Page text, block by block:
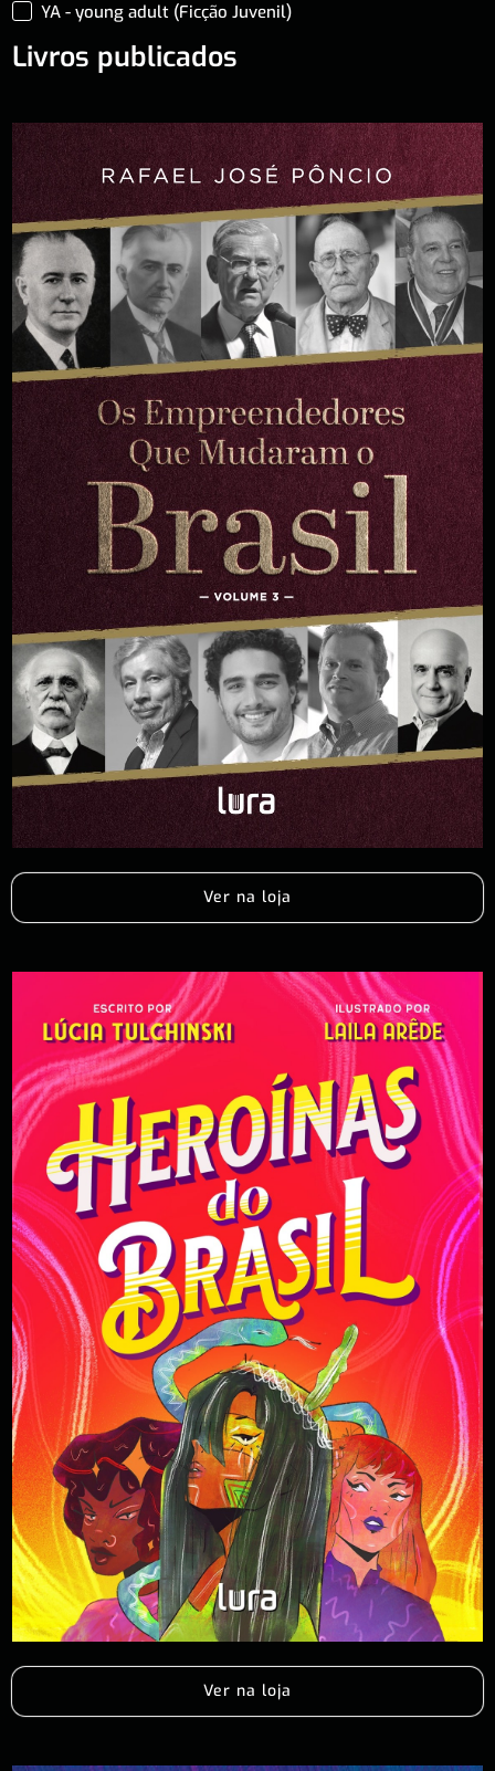
YA - young adult (Ficção Juvenil)
Livros publicados
Ver na loja
Ver na loja